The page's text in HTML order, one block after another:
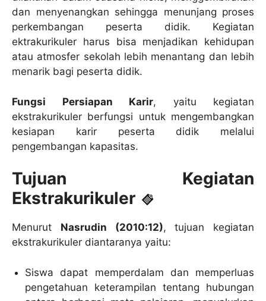
dan menyenangkan sehingga menunjang proses
perkembangan peserta didik. Kegiatan
ektrakurikuler harus bisa menjadikan kehidupan
atau atmosfer sekolah lebih menantang dan lebih
menarik bagi peserta didik.
Fungsi Persiapan Karir, yaitu kegiatan
ekstrakurikuler berfungsi untuk mengembangkan
kesiapan karir peserta didik melalui
pengembangan kapasitas.
Tujuan Kegiatan
Ekstrakurikuler
Menurut Nasrudin (2010:12), tujuan kegiatan
ekstrakurikuler diantaranya yaitu:
Siswa dapat memperdalam dan memperluas
pengetahuan keterampilan tentang hubungan